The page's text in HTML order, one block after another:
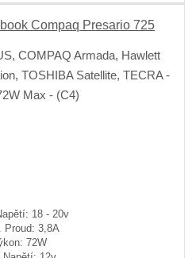
Compaq Presario 725
18 - 20v
Proud: 3,8A
72W